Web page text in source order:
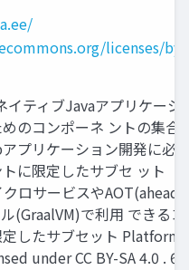
licenses/by-
ティブJavaアプリケーシ
のコンポーネ ントの集合
プリケーション開発に必
に限定したサブセ ット
ロサービスやAOT(ahead-
で利用 できるコ
したサブセット Platform:
under CC BY-SA 4.0 . 6